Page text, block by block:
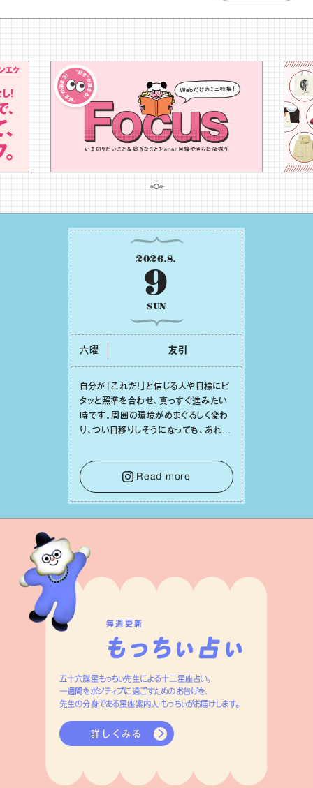
2026.8.
9
SUN
六曜 友引
⾃分が「これだ！」と信じる⼈や⽬標にピ
タッと照準を合わせ、真っすぐ進みたい
時です。周囲の環境がめまぐるしく変わ
り、つい⽬移りしそうになっても、あれこ
をそっと⼿放し、⽬の前のことに集中しま
しょう。そのブレない決意が、あなたにと
って有意義で安定した成果を引き寄せま
す。
Read more
毎週更新
五十六謀星もっちぃ先生による十二星座占い。
一週間をポジティブに過ごすためのお告げを、
先生の分身である星座案内人・もっちぃがお届けします。
詳しくみる